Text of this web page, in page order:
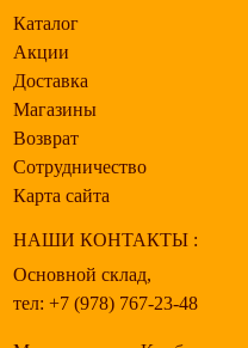
Каталог
Акции
Доставка
Магазины
Возврат
Сотрудничество
Карта сайта
НАШИ КОНТАКТЫ :
Основной склад,
тел: +7 (978) 767-23-48